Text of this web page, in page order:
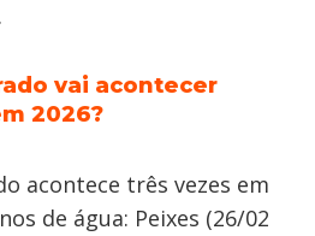
vai acontecer
2026?
acontece três vezes em
de água: Peixes (26/02